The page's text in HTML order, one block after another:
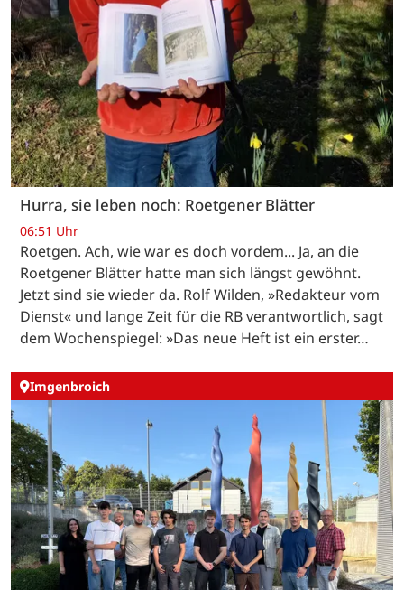
Hurra, sie leben noch: Roetgener Blätter
06:51 Uhr
Roetgen. Ach, wie war es doch vordem... Ja, an die
Roetgener Blätter hatte man sich längst gewöhnt.
Jetzt sind sie wieder da. Rolf Wilden, »Redakteur vom
Dienst« und lange Zeit für die RB verantwortlich, sagt
dem Wochenspiegel: »Das neue Heft ist ein erster…
Imgenbroich